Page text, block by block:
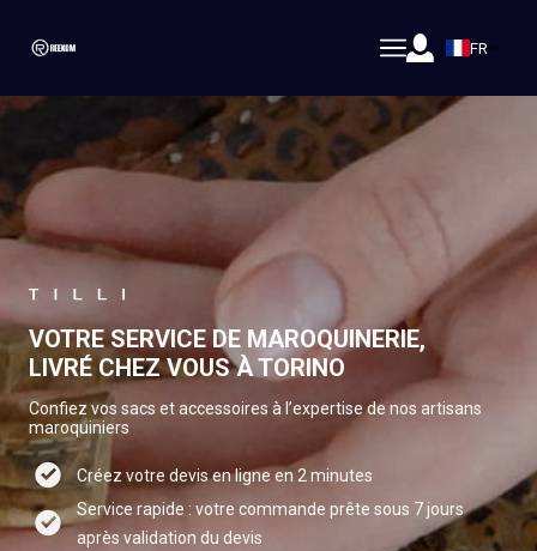
FR
VOTRE SERVICE DE MAROQUINERIE,
LIVRÉ CHEZ VOUS À TORINO
Confiez vos sacs et accessoires à l’expertise de nos artisans
maroquiniers
Créez votre devis en ligne en 2 minutes
Service rapide : votre commande prête sous 7 jours
après validation du devis